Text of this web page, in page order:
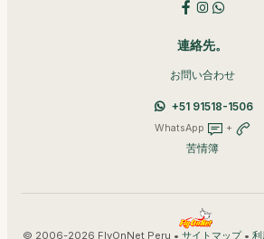
連絡先。
お問い合わせ
+51 91518-1506
WhatsApp +
苦情簿
© 2006-2026 FlyOnNet Peru • サイトマップ• 利